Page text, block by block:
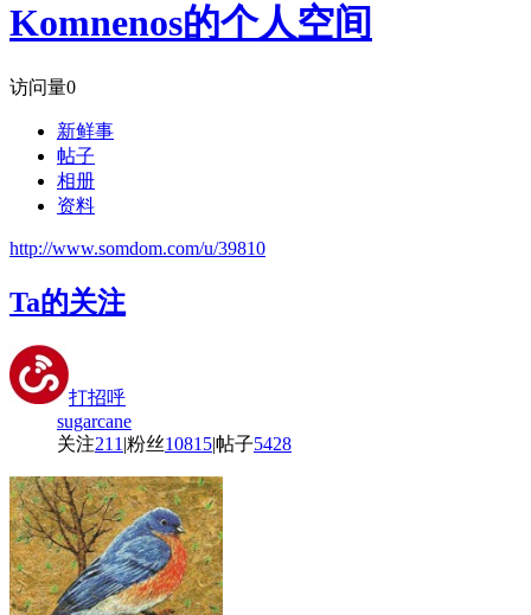
Komnenos的个人空间
访问量0
新鲜事
帖子
相册
资料
http://www.somdom.com/u/39810
Ta的关注
打招呼
sugarcane
关注211 |粉丝10815|帖子5428